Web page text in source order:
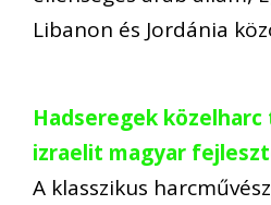
Libanon és Jordánia
Hadseregek közelharc
izraelit magyar
A klasszikus